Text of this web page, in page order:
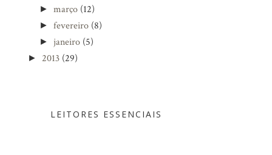
►março (12)
► fevereiro (8)
► janeiro (5)
► 2013 (29)
LEITORES ESSENCIAIS